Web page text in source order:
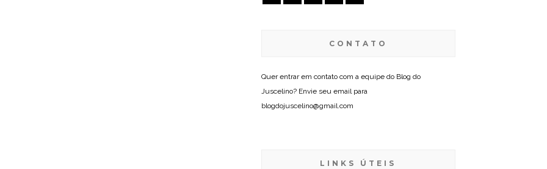
CONTATO
Quer entrar em contato com a equipe do Blog do
Juscelino? Envie seu email para
blogdojuscelino@gmail.com
LINKS ÚTEIS